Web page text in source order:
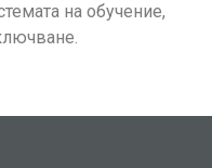
на обучение,